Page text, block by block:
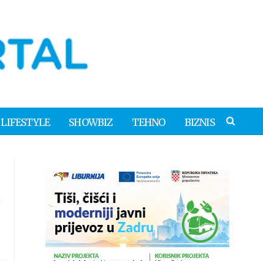
LIFESTYLE SHOWBIZ TEHNO BIZNIS